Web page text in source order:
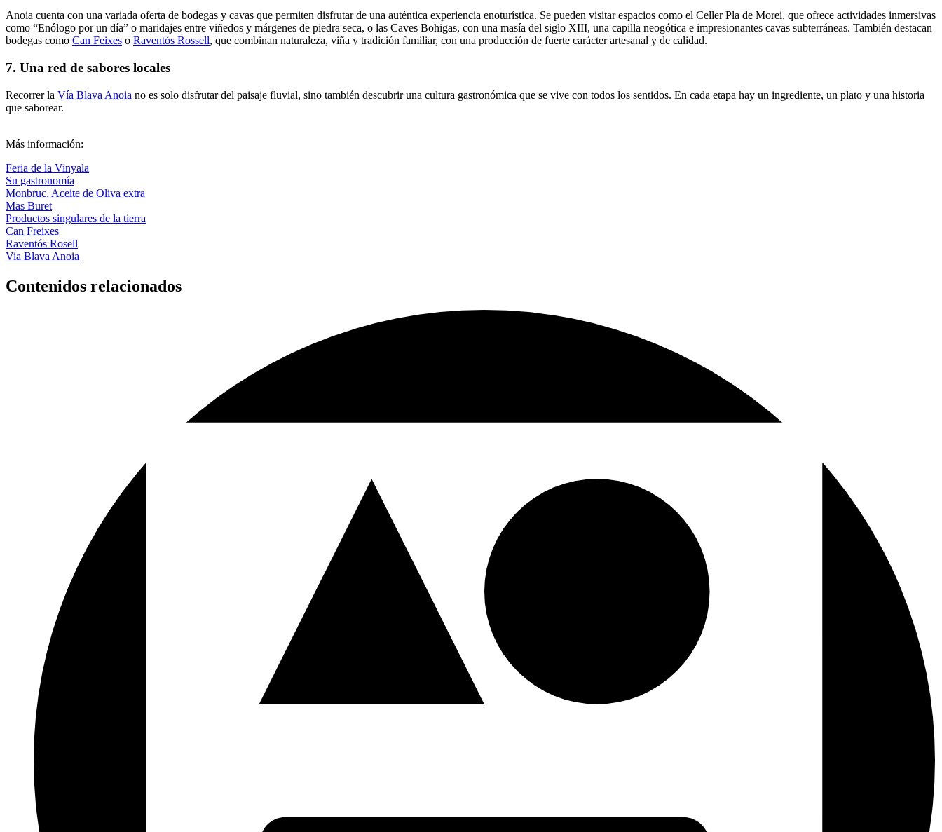
Anoia cuenta con una variada oferta de bodegas y cavas que permiten disfrutar de una auténtica experiencia enoturística. Se pueden visitar espacios como el Celler Pla de Morei, que ofrece actividades inmersivas
como “Enólogo por un día” o maridajes entre viñedos y márgenes de piedra seca, o las Caves Bohigas, con una masía del siglo XIII, una capilla neogótica e impresionantes cavas subterráneas. También destacan
bodegas como Can Feixes o Raventós Rossell, que combinan naturaleza, viña y tradición familiar, con una producción de fuerte carácter artesanal y de calidad.
7. Una red de sabores locales
Recorrer la Vía Blava Anoia no es solo disfrutar del paisaje fluvial, sino también descubrir una cultura gastronómica que se vive con todos los sentidos. En cada etapa hay un ingrediente, un plato y una historia
que saborear.
Más información:
Feria de la Vinyala
Su gastronomía
Monbruc, Aceite de Oliva extra
Mas Buret
Productos singulares de la tierra
Can Freixes
Raventós Rosell
Via Blava Anoia
Contenidos relacionados